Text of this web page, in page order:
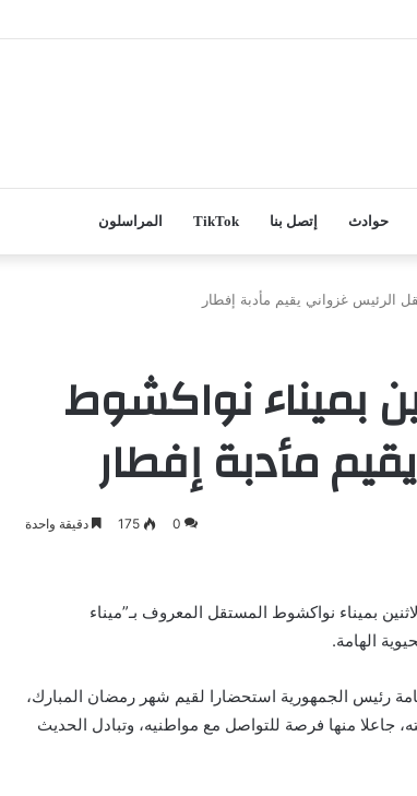
حوادث إتصل بنا TikTok المراسلون
الرئيس غزواني يقيم مأدبة إفطار
بميناء نواكشوط
مأدبة إفطار
0
175 دقيقة واحدة
بميناء نواكشوط المستقل المعروف بـ”ميناء
الهامة.
رئيس الجمهورية استحضارا لقيم شهر رمضان المبارك،
جاعلا منها فرصة للتواصل مع مواطنيه، وتبادل الحديث